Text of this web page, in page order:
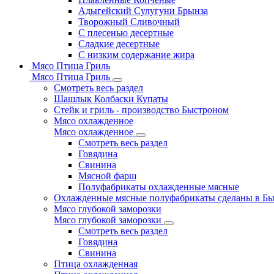
Адыгейский Сулугуни Брынза
Творожный Сливочный
С плесенью десертные
Сладкие десертные
С низким содержание жира
Мясо Птица Гриль
Мясо Птица Гриль
Смотреть весь раздел
Шашлык Колбаски Купаты
Стейк и гриль - производство Быстроном
Мясо охлажденное
Мясо охлажденное
Смотреть весь раздел
Говядина
Свинина
Мясной фарш
Полуфабрикаты охлажденные мясные
Охлажденные мясные полуфабрикаты сделаны в
Мясо глубокой заморозки
Мясо глубокой заморозки
Смотреть весь раздел
Говядина
Свинина
Птица охлажденная